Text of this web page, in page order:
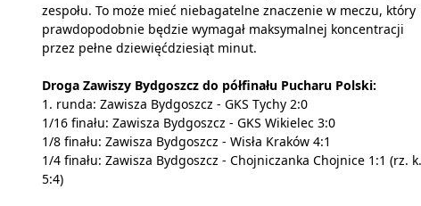
zespołu. To może mieć niebagatelne znaczenie w meczu, który
prawdopodobnie będzie wymagał maksymalnej koncentracji
przez pełne dziewięćdziesiąt minut.
Droga Zawiszy Bydgoszcz do półfinału Pucharu Polski:
1. runda: Zawisza Bydgoszcz - GKS Tychy 2:0
1/16 finału: Zawisza Bydgoszcz - GKS Wikielec 3:0
1/8 finału: Zawisza Bydgoszcz - Wisła Kraków 4:1
1/4 finału: Zawisza Bydgoszcz - Chojniczanka Chojnice 1:1 (rz. k.
5:4)